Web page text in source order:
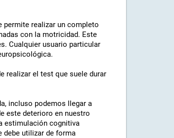
permite realizar un completo
con la motricidad. Este
Cualquier usuario particular
realizar el test que suele durar
incluso podemos llegar a
este deterioro en nuestro
estimulación cognitiva
debe utilizar de forma